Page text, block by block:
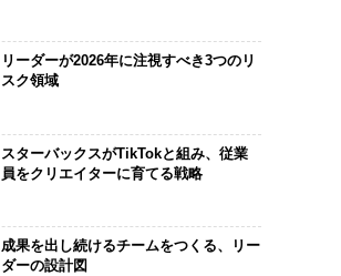
リーダーが2026年に注視すべき3つのリ
スク領域
スターバックスがTikTokと組み、従業
員をクリエイターに育てる戦略
成果を出し続けるチームをつくる、リー
ダーの設計図